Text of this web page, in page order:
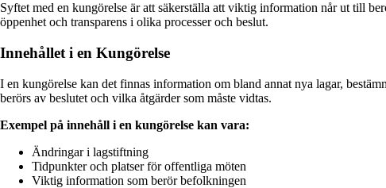
Syftet med en kungörelse är att säkerställa att viktig information når ut till
öppenhet och transparens i olika processer och beslut.
Innehållet i en Kungörelse
I en kungörelse kan det finnas information om bland annat nya lagar,
berörs av beslutet och vilka åtgärder som måste vidtas.
Exempel på innehåll i en kungörelse kan vara:
Ändringar i lagstiftning
Tidpunkter och platser för offentliga möten
Viktig information som berör befolkningen